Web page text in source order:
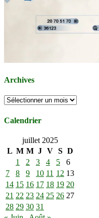
Archives
Archives
Calendrier
juillet 2025
L M M J V S D
1
2 3 4 5
6
7
8 9 10 11 12 13
14 15 16 17 18 19 20
21 22 23 24 25 26 27
28 29 30 31